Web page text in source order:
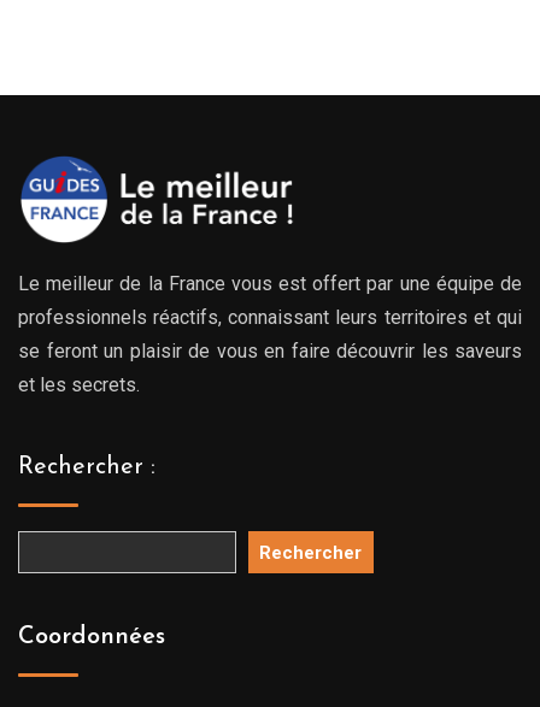
Le meilleur de la France vous est offert par une équipe de
professionnels réactifs, connaissant leurs territoires et qui
se feront un plaisir de vous en faire découvrir les saveurs
et les secrets.
Rechercher :
Rechercher
Coordonnées